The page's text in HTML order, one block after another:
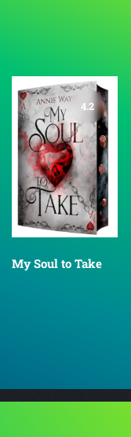
4.2
My Soul to Take